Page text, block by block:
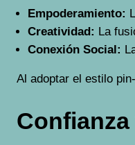
Empoderamiento:
Creatividad: La
Conexión Social:
Al adoptar el estilo